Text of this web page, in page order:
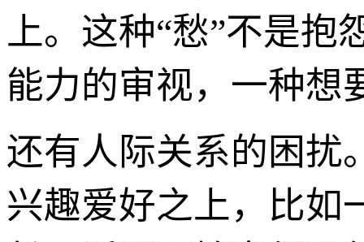
上。这种“愁”不是抱
能力的审视，一种想
还有人际关系的困扰
兴趣爱好之上，比如